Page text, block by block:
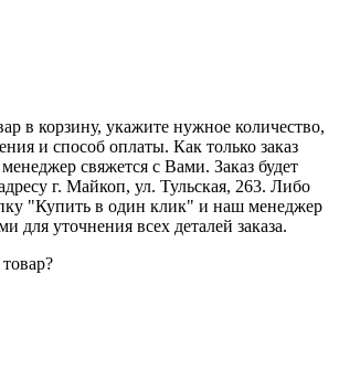
в корзину, укажите нужное количество,
и способ оплаты. Как только заказ
свяжется с Вами. Заказ будет
г. Майкоп, ул. Тульская, 263. Либо
"Купить в один клик" и наш менеджер
для уточнения всех деталей заказа.